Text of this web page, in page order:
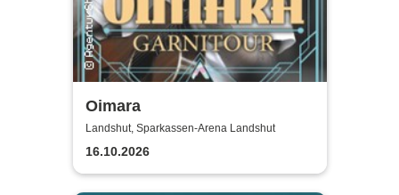
Oimara
Landshut, Sparkassen-Arena Landshut
16.10.2026